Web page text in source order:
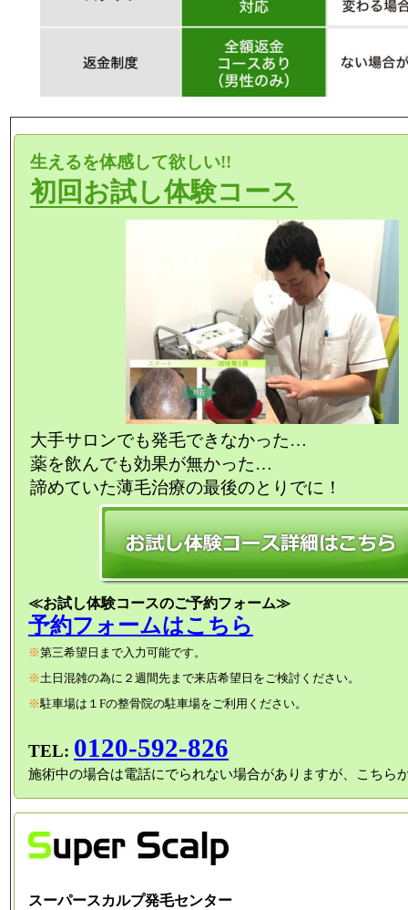
生えるを体感して欲しい!!
初回お試し体験コース
大手サロンでも発毛できなかった…
薬を飲んでも効果が無かった…
諦めていた薄毛治療の最後のとりでに！
≪お試し体験コースのご予約フォーム≫
予約フォームはこちら
※第三希望日まで入力可能です。
※ 土日混雑の為に２週間先まで来店希望日をご検討ください。
※駐車場は１Fの整骨院の駐車場をご利用ください。
TEL: 0120-592-826
施術中の場合は電話にでられない場合がありますが、こちら
スーパースカルプ発毛センター